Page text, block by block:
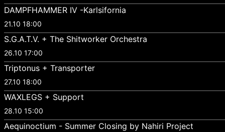
DAMPFHAMMER IV -Karlsifornia
21.10 18:00
S.G.A.T.V. + The Shitworker Orchestra
26.10 17:00
Triptonus + Transporter
27.10 18:00
WAXLEGS + Support
28.10 15:00
Aequinoctium - Summer Closing by Nahiri Project